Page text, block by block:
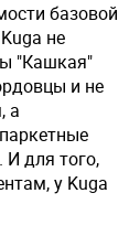
базовой
не
"Кашкая"
и не
а
И для того,
у Kuga